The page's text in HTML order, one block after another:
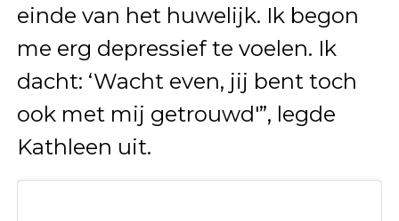
einde van het huwelijk. Ik begon
me erg depressief te voelen. Ik
dacht: ‘Wacht even, jij bent toch
ook met mij getrouwd'”, legde
Kathleen uit.